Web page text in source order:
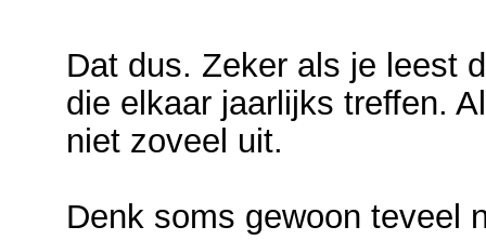
Dat dus. Zeker als je leest
die elkaar jaarlijks treffen.
niet zoveel uit.
Denk soms gewoon teveel